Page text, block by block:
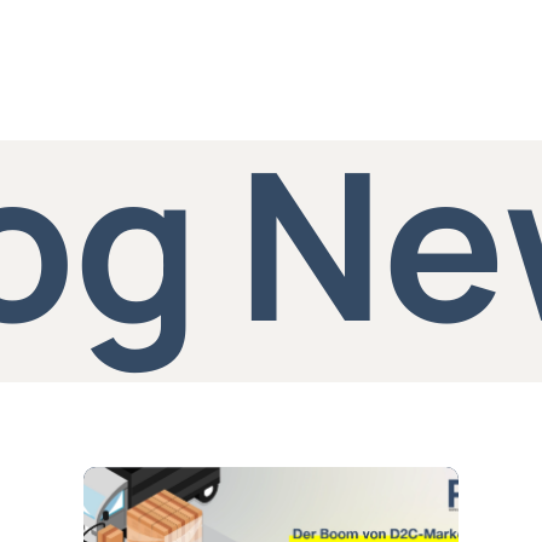
g Ne
Der
Boom